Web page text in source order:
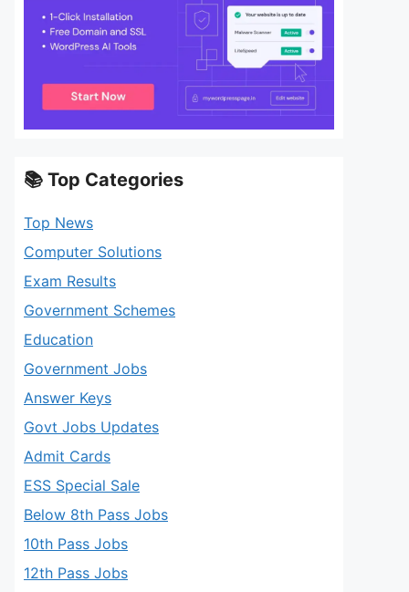
📚 Top Categories
Top News
Computer Solutions
Exam Results
Government Schemes
Education
Government Jobs
Answer Keys
Govt Jobs Updates
Admit Cards
ESS Special Sale
Below 8th Pass Jobs
10th Pass Jobs
12th Pass Jobs